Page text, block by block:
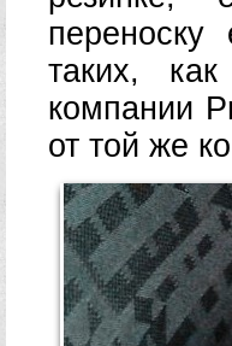
таких,
компании
от той же